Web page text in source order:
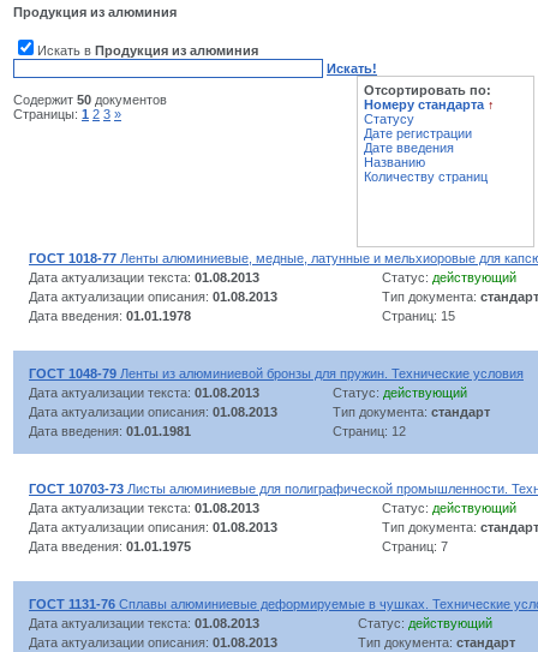
Продукция из алюминия
Искать в Продукция из алюминия
Искать!
Содержит 50 документов
Страницы: 1 2 3 »
Отсортировать по:
Номеру стандарта ↑
Статусу
Дате регистрации
Дате введения
Названию
Количеству страниц
ГОСТ 1018-77 Ленты алюминиевые, медные, латунные и мельхиоровые для
Дата актуализации текста: 01.08.2013 Статус: действующий
Дата актуализации описания: 01.08.2013 Тип документа: стандарт
Дата введения: 01.01.1978 Страниц: 15
ГОСТ 1048-79 Ленты из алюминиевой бронзы для пружин. Технические условия
Дата актуализации текста: 01.08.2013 Статус: действующий
Дата актуализации описания: 01.08.2013 Тип документа: стандарт
Дата введения: 01.01.1981 Страниц: 12
ГОСТ 10703-73 Листы алюминиевые для полиграфической промышленности.
Дата актуализации текста: 01.08.2013 Статус: действующий
Дата актуализации описания: 01.08.2013 Тип документа: стандарт
Дата введения: 01.01.1975 Страниц: 7
ГОСТ 1131-76 Сплавы алюминиевые деформируемые в чушках. Технические
Дата актуализации текста: 01.08.2013 Статус: действующий
Дата актуализации описания: 01.08.2013 Тип документа: стандарт